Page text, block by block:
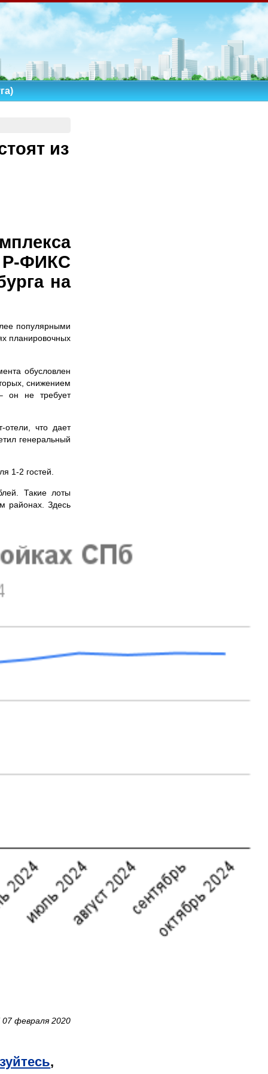
из
Р-ФИКС
на
популярными
планировочных
обусловлен
снижением
он не требует
отели, что дает
генеральный
1-2 гостей.
Такие лоты
районах. Здесь
февраля 2020
,